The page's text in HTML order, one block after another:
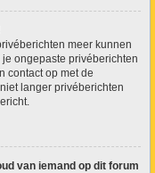
meer kunnen
ongepaste privéberichten
contact op met de
langer privéberichten
van iemand op dit forum